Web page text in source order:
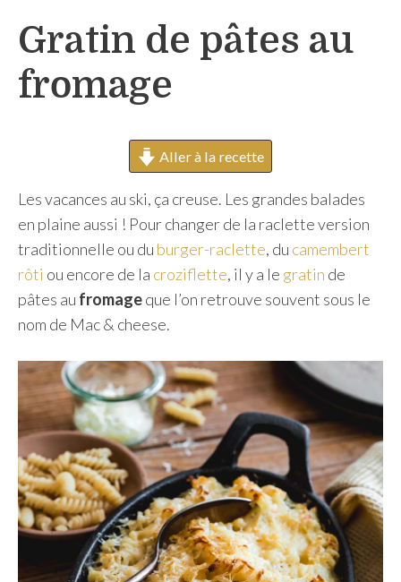
e
r
Gratin de pâtes au
fromage
Aller à la recette
Les vacances au ski, ça creuse. Les grandes balades
en plaine aussi ! Pour changer de la raclette version
traditionnelle ou du burger-raclette, du camembert
rôti ou encore de la croziflette, il y a le gratin de
pâtes au fromageque l’on retrouve souvent sous le
nom de Mac & cheese.